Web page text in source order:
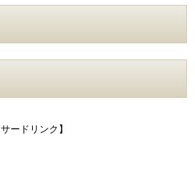
タなのかなって思いました。笑
サードリンク】